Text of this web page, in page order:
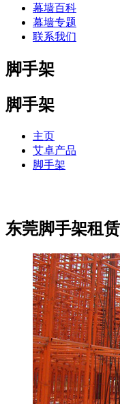
幕墙百科
幕墙专题
联系我们
脚手架
脚手架
主页
艾卓产品
脚手架
东莞脚手架租赁